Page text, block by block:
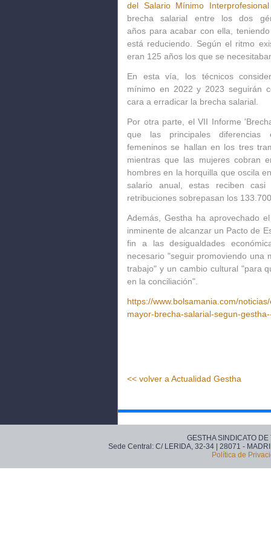
del Salario Mínimo Interprofesional
brecha salarial entre los dos
años para acabar con ella,
está reduciendo. Según el ritmo
eran 125 años los que se
En esta vía, los técnicos
mínimo en 2022 y 2023 seguirán
cara a erradicar la brecha salarial.
Por otra parte, el VII Informe
que las principales
femeninos se hallan en los tres
mientras que las mujeres cobran
hombres en la horquilla que oscila
salario anual, estas reciben
retribuciones sobrepasan los
Además, Gestha ha aprovechado
inminente de alcanzar un Pacto de
fin a lasdesigualdades
necesario "seguir promoviendo una
trabajo" y un cambio cultural "para
en la conciliación".
https://www.bolsamania.com/
mayor-brecha-salarial-segun-
<< volver a Actualidad Gestha
GESTHA SINDICATO
Sede Central: C/ LERIDA, 32-34 | 28071 -
Política de